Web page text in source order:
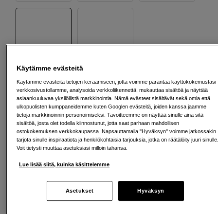
225 EUR
Määrä
Lisää ostoskoriin
Maksa Svea-erämaksulla
19,07 %
Lainaaminen maksaa! Jos et pysty maksamaan velkaa ajoissa, saatat
Käytämme evästeitä
Käytämme evästeitä tietojen keräämiseen, jotta voimme parantaa käyttökokemustasi
verkkosivustollamme, analysoida verkkoliikennettä, mukauttaa sisältöä ja näyttää
asiaankuuluvaa yksilöllistä markkinointia. Nämä evästeet sisältävät sekä omia että
ulkopuolisten kumppaneidemme kuten Googlen evästeitä, joiden kanssa jaamme
tietoja markkinoinnin personoimiseksi. Tavoitteemme on näyttää sinulle aina sitä
sisältöä, josta olet todella kiinnostunut, jotta saat parhaan mahdollisen
ostokokemuksen verkkokaupassa. Napsauttamalla "Hyväksyn" voimme jatkossakin
tarjota sinulle inspiraatiota ja henkilökohtaisia tarjouksia, jotka on räätälöity juuri
Voit tietysti muuttaa asetuksiasi milloin tahansa.
Lue lisää siitä, kuinka käsittelemme
Asetukset Hyväksyn